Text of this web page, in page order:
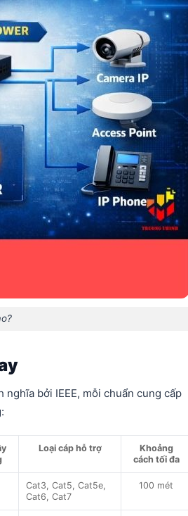
bởi IEEE, mỗi chuẩn cung cấp
Loại cáp hỗ trợ
Khoảng
cách tối đa
Cat3, Cat5, Cat5e,
Cat6, Cat7
100 mét